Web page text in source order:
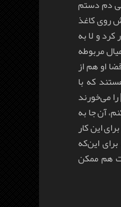
دم دستم
روی کاغذ
و لا به
مربوطه
او هم از
که با
می‌خورند
آن جا به
این کار
این‌که
هم ممکن